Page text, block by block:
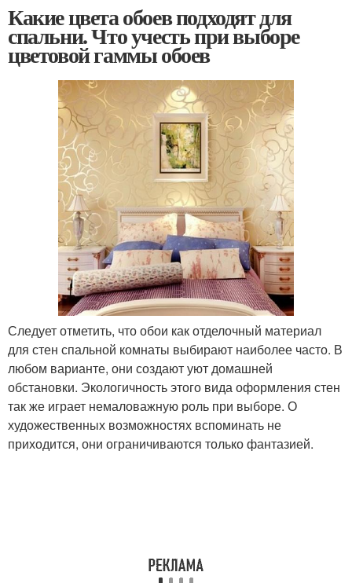
Какие цвета обоев подходят для
спальни. Что учесть при выборе
цветовой гаммы обоев
Следует отметить, что обои как отделочный материал
для стен спальной комнаты выбирают наиболее часто. В
любом варианте, они создают уют домашней
обстановки. Экологичность этого вида оформления стен
так же играет немаловажную роль при выборе. О
художественных возможностях вспоминать не
приходится, они ограничиваются только фантазией.